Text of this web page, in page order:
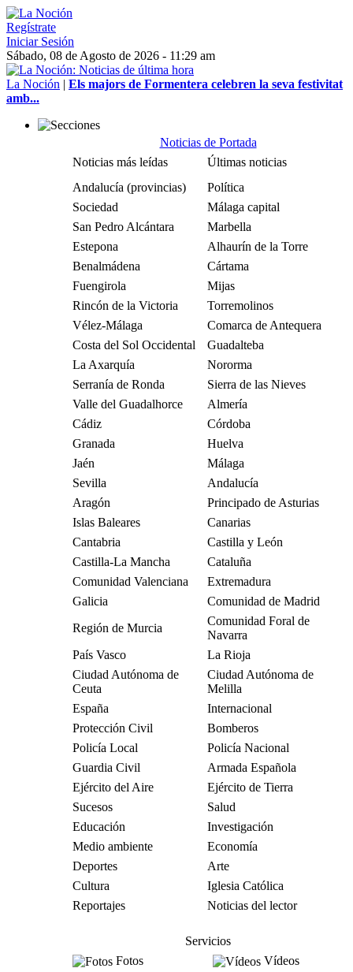
Regístrate
Iniciar Sesión
Sábado, 08 de Agosto de 2026 - 11:29 am
La Noción | Els majors de Formentera celebren la seva festivitat
amb...
Noticias de Portada
Noticias más leídas
Últimas noticias
Andalucía (provincias)
Política
Sociedad
Málaga capital
San Pedro Alcántara
Marbella
Estepona
Alhaurín de la Torre
Benalmádena
Cártama
Fuengirola
Mijas
Rincón de la Victoria
Torremolinos
Vélez-Málaga
Comarca de Antequera
Costa del Sol Occidental
Guadalteba
La Axarquía
Nororma
Serranía de Ronda
Sierra de las Nieves
Valle del Guadalhorce
Almería
Cádiz
Córdoba
Granada
Huelva
Jaén
Málaga
Sevilla
Andalucía
Aragón
Principado de Asturias
Islas Baleares
Canarias
Cantabria
Castilla y León
Castilla-La Mancha
Cataluña
Comunidad Valenciana
Extremadura
Galicia
Comunidad de Madrid
Región de Murcia
Comunidad Foral de
Navarra
País Vasco
La Rioja
Ciudad Autónoma de
Ceuta
Ciudad Autónoma de
Melilla
España
Internacional
Protección Civil
Bomberos
Policía Local
Policía Nacional
Guardia Civil
Armada Española
Ejército del Aire
Ejército de Tierra
Sucesos
Salud
Educación
Investigación
Medio ambiente
Economía
Deportes
Arte
Cultura
Iglesia Católica
Reportajes
Noticias del lector
Servicios
Fotos
Vídeos